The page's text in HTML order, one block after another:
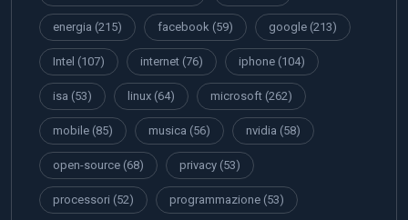
energia (215) facebook (59) google (213)
Intel (107) internet (76) iphone (104)
isa (53) linux (64) microsoft (262)
mobile (85) musica (56) nvidia (58)
open-source (68) privacy (53)
processori (52) programmazione (53)